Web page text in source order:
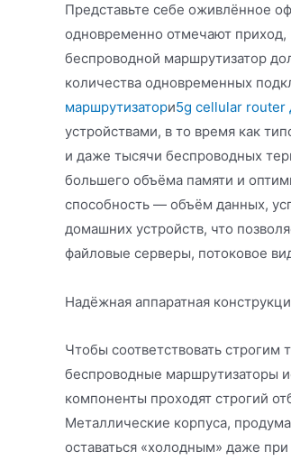
Представьте себе оживлённое
одновременно отмечают приход,
беспроводной маршрутизатор
количества одновременных
маршрутизатори5g cellular router
устройствами, в то время как
и даже тысячи беспроводных
большего объёма памяти и
способность — объём данных,
домашних устройств, что
файловые серверы, потоковое
Надёжная аппаратная
Чтобы соответствовать
беспроводные маршрутизаторы
компоненты проходят строгий
Металлические корпуса,
оставаться «холодным» даже